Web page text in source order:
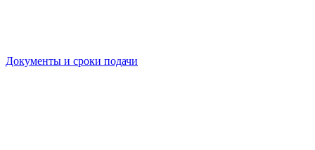
Документы и сроки подачи